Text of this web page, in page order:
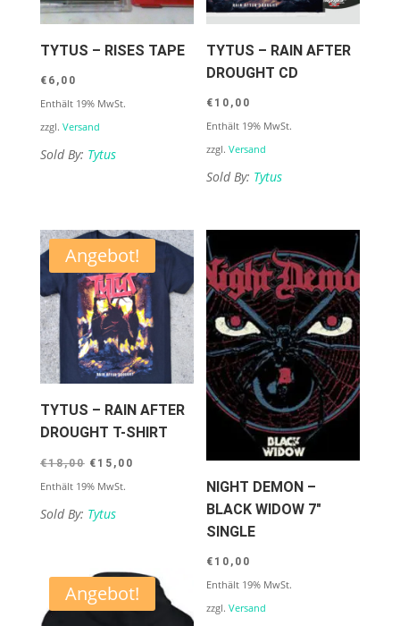
TYTUS – RISES TAPE
€ 6,00
Enthält 19% MwSt.
zzgl. Versand
Sold By: Tytus
TYTUS – RAIN AFTER
DROUGHT CD
€ 10,00
Enthält 19% MwSt.
zzgl.Versand
Sold By: Tytus
Angebot!
TYTUS – RAIN AFTER
DROUGHT T-SHIRT
€18,00 Ursprünglicher
Preis
war:
€ 15,00
Enthält 19% MwSt.
Sold By: Tytus
NIGHT DEMON –
BLACK WIDOW 7″
SINGLE
€ 10,00
Enthält 19% MwSt.
zzgl.Versand
Angebot!